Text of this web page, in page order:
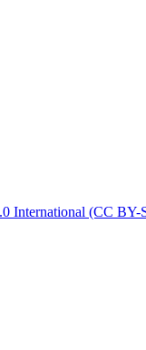
International (CC BY-